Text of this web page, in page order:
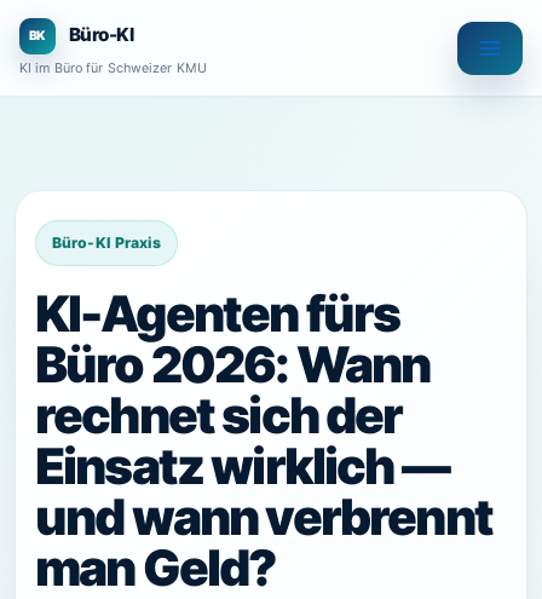
Zum
Inhalt
springen
Büro-KI
KI im Büro für Schweizer KMU
KI-Agenten fürs
Büro 2026: Wann
rechnet sich der
Einsatz wirklich —
und wann verbrennt
man Geld?